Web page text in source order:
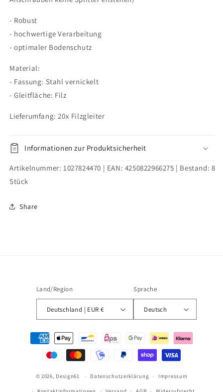
- Robust
- hochwertige Verarbeitung
- optimaler Bodenschutz
Material:
- Fassung: Stahl vernickelt
- Gleitfläche: Filz
Lieferumfang: 20x Filzgleiter
Informationen zur Produktsicherheit
Artikelnummer: 1027824470 | EAN: 4250822966275 | Bestand: 8
Stück
Share
Land/Region
Deutschland | EUR €
Sprache
Deutsch
Zahlungsmethoden
© 2026, Design61 Datenschutzerklärung Impressum